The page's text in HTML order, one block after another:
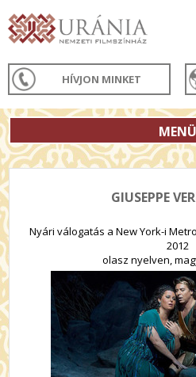
HÍVJON MINKET
MENÜ
GIUSEPPE
Nyári válogatás a New York-i
2012
olasz nyelven,